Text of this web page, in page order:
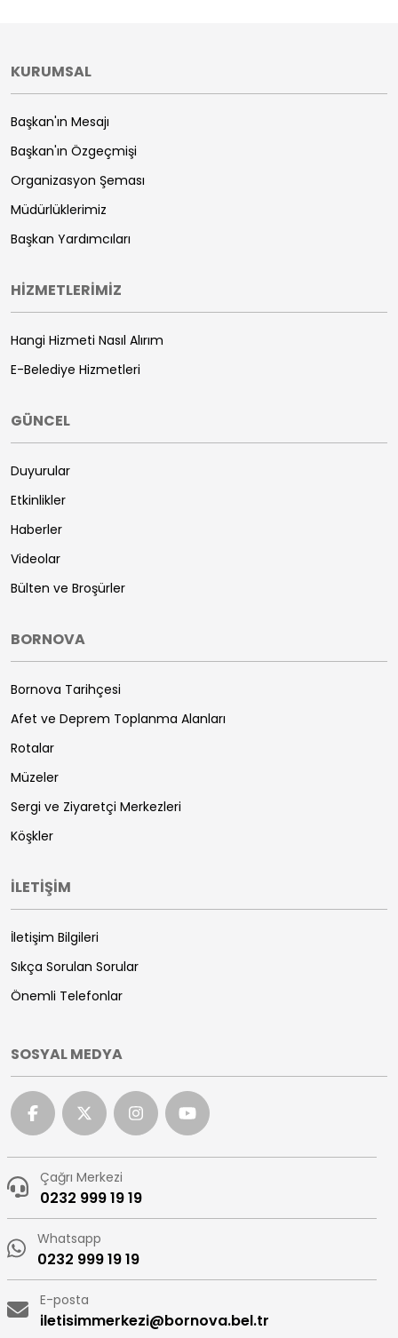
KURUMSAL
Başkan'ın Mesajı
Başkan'ın Özgeçmişi
Organizasyon Şeması
Müdürlüklerimiz
Başkan Yardımcıları
HİZMETLERİMİZ
Hangi Hizmeti Nasıl Alırım
E-Belediye Hizmetleri
GÜNCEL
Duyurular
Etkinlikler
Haberler
Videolar
Bülten ve Broşürler
BORNOVA
Bornova Tarihçesi
Afet ve Deprem Toplanma Alanları
Rotalar
Müzeler
Sergi ve Ziyaretçi Merkezleri
Köşkler
İLETİŞİM
İletişim Bilgileri
Sıkça Sorulan Sorular
Önemli Telefonlar
SOSYAL MEDYA
Çağrı Merkezi
0232 999 19 19
Whatsapp
0232 999 19 19
E-posta
iletisimmerkezi@bornova.bel.tr